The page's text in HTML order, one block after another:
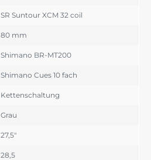
SR Suntour XCM 32 coil
80 mm
Shimano BR-MT200
Shimano Cues 10 fach
Kettenschaltung
Grau
27,5"
28,5